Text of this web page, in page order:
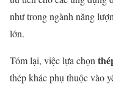
như trong ngành năng
lớn.
Tóm lại, việc lựa chọn
thép khác phụ thuộc vào